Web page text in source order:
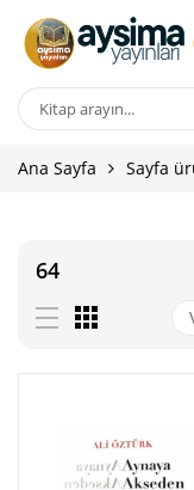
Ana Sayfa Sayfa
64